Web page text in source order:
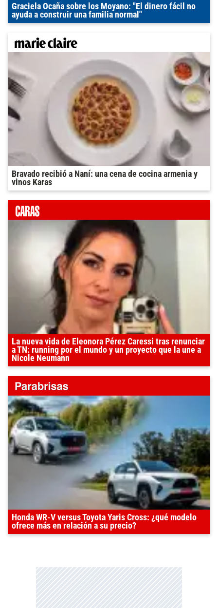
Graciela Ocaña sobre los Moyano: "El dinero fácil no
ayuda a construir una familia normal"
Bravado recibió a Naní: una cena de cocina armenia y
vinos Karas
La nueva vida de Eleonora Pérez Caressi tras renunciar
a TN: running por el mundo y un proyecto que la une a
Nicole Neumann
Honda WR-V versus Toyota Yaris Cross: ¿qué modelo
ofrece más en relación a su precio?